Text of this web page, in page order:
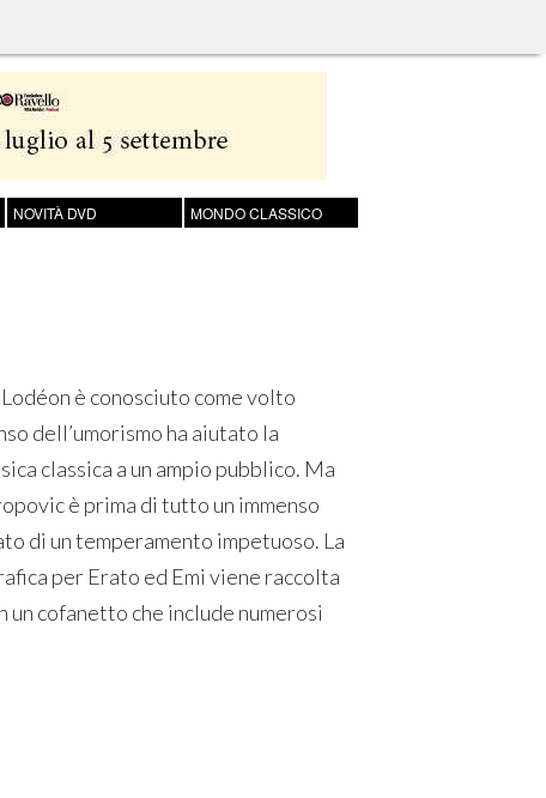
NOVITÀ DVD MONDO CLASSICO
è conosciuto come volto
dell’umorismo ha aiutato la
classica a un ampio pubblico. Ma
è prima di tutto un immenso
di un temperamento impetuoso. La
per Erato ed Emi viene raccolta
un cofanetto che include numerosi